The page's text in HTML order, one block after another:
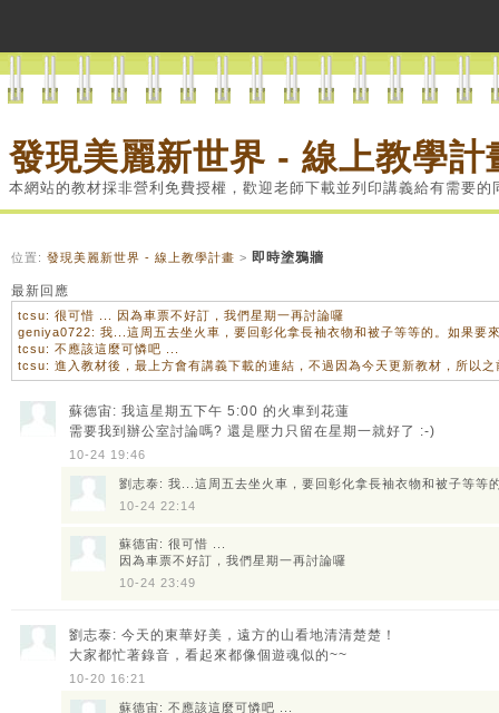
發現美麗新世界 - 線上教學計
本網站的教材採非營利免費授權，歡迎老師下載並列印講義給有需要的
位置: 發現美麗新世界 - 線上教學計畫 > 即時塗鴉牆
最新回應
tcsu: 很可惜 ... 因為車票不好訂，我們星期一再討論囉
geniya0722: 我...這周五去坐火車，要回彰化拿長袖衣物和被子等等的。如果要
tcsu: 不應該這麼可憐吧 ...
tcsu: 進入教材後，最上方會有講義下載的連結，不過因為今天更新教材，所以
蘇德宙: 我這星期五下午 5:00 的火車到花蓮
需要我到辦公室討論嗎? 還是壓力只留在星期一就好了 :-)
10-24 19:46
劉志泰: 我...這周五去坐火車，要回彰化拿長袖衣物和被子等等
10-24 22:14
蘇德宙: 很可惜 ...
因為車票不好訂，我們星期一再討論囉
10-24 23:49
劉志泰: 今天的東華好美，遠方的山看地清清楚楚！
大家都忙著錄音，看起來都像個遊魂似的~~
10-20 16:21
蘇德宙: 不應該這麼可憐吧 ...